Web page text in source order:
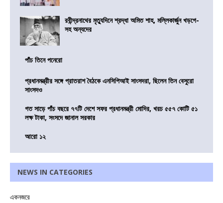
রবীন্দ্রনাথের মৃত্যুদিনে শ্রদ্ধা অমিত শাহ, মল্লিকার্জুন খড়গে-
সহ অন্যদের
পাঁচ তিনে পনেরো
প্রধানমন্ত্রীর সঙ্গে প্রাতরাশ বৈঠকে এনসিপিআই সাংসদরা, ছিলেন তিন বেসুরো
সাংসদও
গত সাড়ে পাঁচ বছরে ৭৭টি দেশে সফর প্রধানমন্ত্রী মোদির, খরচ ৫৫৭ কোটি ৫১
লক্ষ টাকা, সংসদে জানাল সরকার
আরো ১২
NEWS IN CATEGORIES
একনজরে